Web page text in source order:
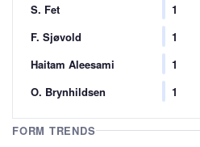
S. Fet
1
F. Sjøvold
1
Haitam Aleesami
1
O. Brynhildsen
1
FORM TRENDS